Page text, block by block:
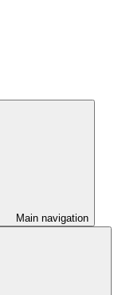
Main navigation